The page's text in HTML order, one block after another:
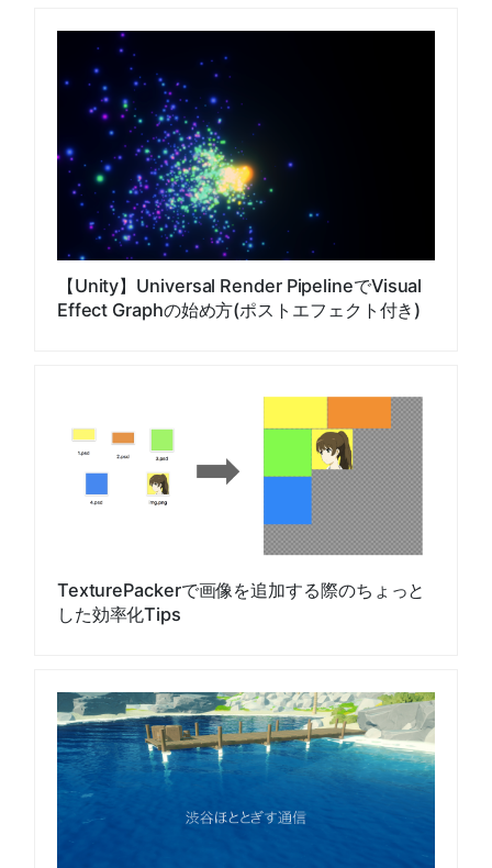
【Unity】Universal Render PipelineでVisual
Effect Graphの始め方(ポストエフェクト付き)
TexturePackerで画像を追加する際のちょっと
した効率化Tips